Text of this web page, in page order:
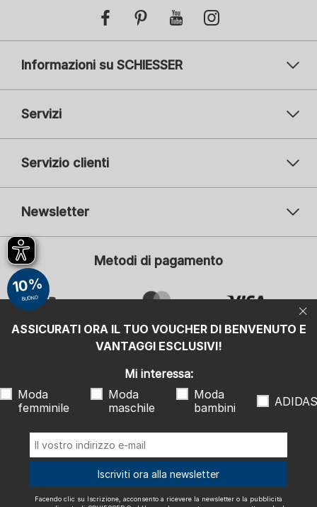
Informazioni su SCHIESSER
Servizi
Servizio clienti
Newsletter
Il vostro indirizzo e-mail
Iscrizione
Mi interessa:
Moda bambini
ADIDAS
pubblicità personalizzata di SCHIESSER GmbH e con la presente
nell'informativa sulla privacy, in particolare le informazioni alla voce
"Newsletter". Posso revocare questo consenso in qualsiasi momento
con effetto futuro.
Metodi di pagamento
ASSICURATI ORA IL TUO VOUCHER DI BENVENUTO E
VANTAGGI ESCLUSIVI!
10%
BUONO
Mi interessa:
Moda
femminile
Moda
maschile
Moda
bambini
ADIDAS
Iscriviti ora alla newsletter
Facendo clic su Iscrizione, acconsento a ricevere la newsletter o la pubblicità